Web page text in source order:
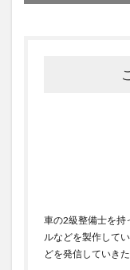
車の2級整備士を持
ルなどを製作して
どを発信していき